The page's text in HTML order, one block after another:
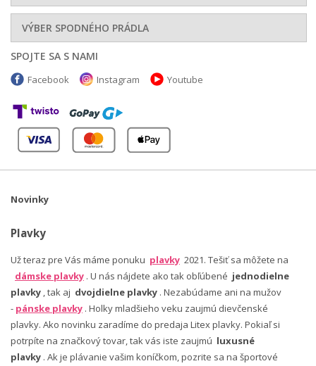
VÝBER SPODNÉHO PRÁDLA
SPOJTE SA S NAMI
Facebook Instagram Youtube
Novinky
Plavky
Už teraz pre Vás máme ponuku plavky 2021. Tešiť sa môžete na
dámske plavky . U nás nájdete ako tak obľúbené jednodielne
plavky , tak aj dvojdielne plavky . Nezabúdame ani na mužov
- pánske plavky . Holky mladšieho veku zaujmú dievčenské
plavky. Ako novinku zaradíme do predaja Litex plavky. Pokiaľ si
potrpíte na značkový tovar, tak vás iste zaujmú luxusné
plavky . Ak je plávanie vašim koníčkom, pozrite sa na športové